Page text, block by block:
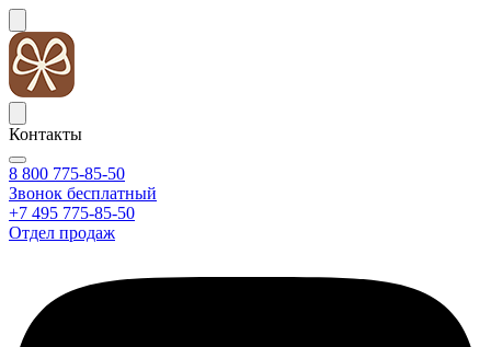
Контакты
8 800 775-85-50
Звонок бесплатный
+7 495 775-85-50
Отдел продаж